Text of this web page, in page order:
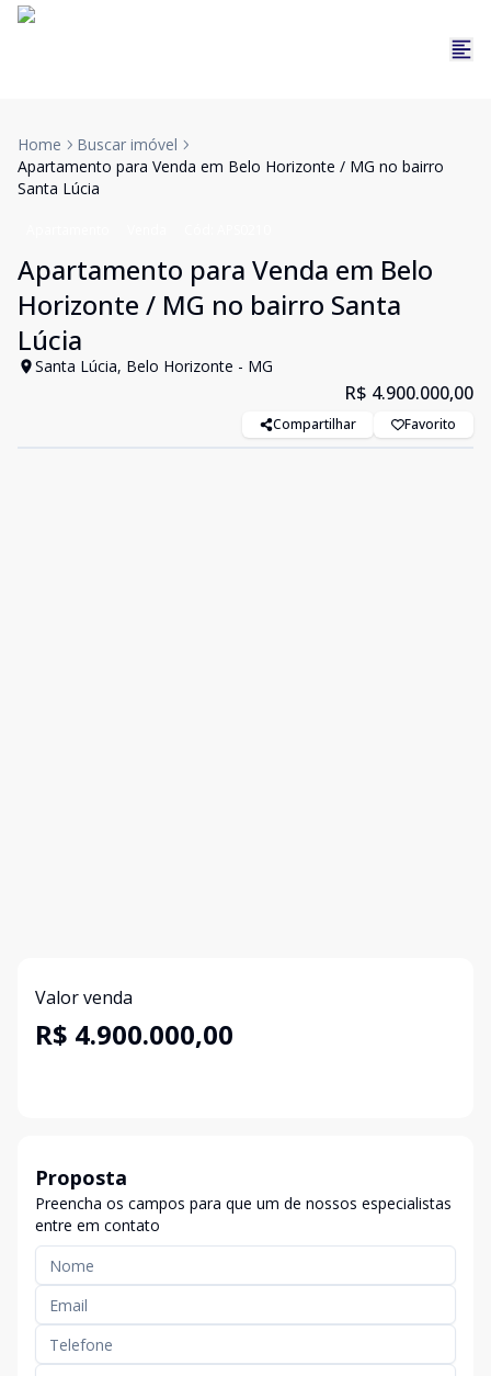
Home
Buscar imóvel
Apartamento para Venda em Belo Horizonte / MG no bairro
Santa Lúcia
Apartamento para Venda em Belo
Horizonte / MG no bairro Santa
Lúcia
Santa Lúcia, Belo Horizonte - MG
R$ 4.900.000,00
Compartilhar Favorito
Valor venda
R$ 4.900.000,00
Proposta
Preencha os campos para que um de nossos especialistas
entre em contato